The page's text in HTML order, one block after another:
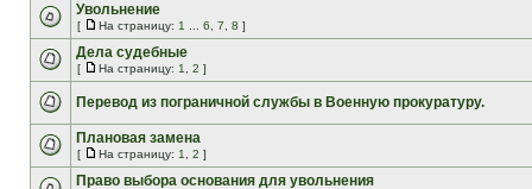
Увольнение
[ На страницу: 1 6 7 8 ]
Дела судебные
[ На страницу: 1 2 ]
Перевод из пограничной службы в Военную прокуратуру.
Плановая замена
[ На страницу: 1 2 ]
Право выбора основания для увольнения